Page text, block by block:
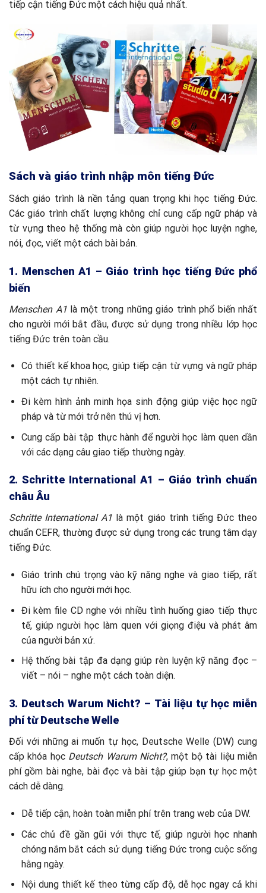
tiếp cận tiếng Đức một cách hiệu quả nhất.
Sách và giáo trình nhập môn tiếng Đức
Sách giáo trình là nền tảng quan trọng khi học tiếng Đức.
Các giáo trình chất lượng không chỉ cung cấp ngữ pháp và
từ vựng theo hệ thống mà còn giúp người học luyện nghe,
nói, đọc, viết một cách bài bản.
1. Menschen A1 – Giáo trình học tiếng Đức phổ
biến
Menschen A1là một trong những giáo trình phổ biến nhất
cho người mới bắt đầu, được sử dụng trong nhiều lớp học
tiếng Đức trên toàn cầu.
Có thiết kế khoa học, giúp tiếp cận từ vựng và ngữ pháp
một cách tự nhiên.
Đi kèm hình ảnh minh họa sinh động giúp việc học ngữ
pháp và từ mới trở nên thú vị hơn.
Cung cấp bài tập thực hành để người học làm quen dần
với các dạng câu giao tiếp thường ngày.
2. Schritte International A1 – Giáo trình chuẩn
châu Âu
Schritte International A1 là một giáo trình tiếng Đức theo
chuẩn CEFR, thường được sử dụng trong các trung tâm dạy
tiếng Đức.
Giáo trình chú trọng vào kỹ năng nghe và giao tiếp, rất
hữu ích cho người mới học.
Đi kèm file CD nghe với nhiều tình huống giao tiếp thực
tế, giúp người học làm quen với giọng điệu và phát âm
của người bản xứ.
Hệ thống bài tập đa dạng giúp rèn luyện kỹ năng đọc –
viết – nói – nghe một cách toàn diện.
3. Deutsch Warum Nicht? – Tài liệu tự học miễn
phí từ Deutsche Welle
Đối với những ai muốn tự học, Deutsche Welle (DW) cung
cấp khóa học Deutsch Warum Nicht?, một bộ tài liệu miễn
phí gồm bài nghe, bài đọc và bài tập giúp bạn tự học một
cách dễ dàng.
Dễ tiếp cận, hoàn toàn miễn phí trên trang web của DW.
Các chủ đề gần gũi với thực tế, giúp người học nhanh
chóng nắm bắt cách sử dụng tiếng Đức trong cuộc sống
hằng ngày.
Nội dung thiết kế theo từng cấp độ, dễ học ngay cả khi